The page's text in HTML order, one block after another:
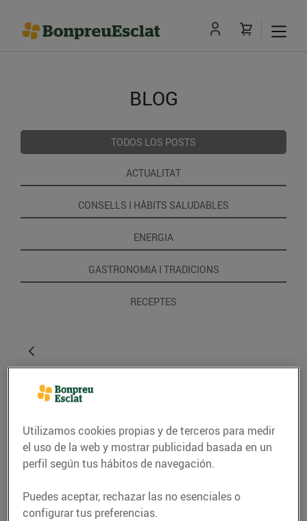
BLOG
TODOS LOS POSTS
ACTUALITAT
CONSELLS I HÀBITS SALUDABLES
ENERGIA
GASTRONOMIA I TRADICIONS
RECEPTES
RECETAS
Utilizamos cookies propias y de terceros para medir
el uso de la web y mostrar publicidad basada en un
perfil según tus hábitos de navegación.
Puedes aceptar, rechazar las no esenciales o
configurar tus preferencias.